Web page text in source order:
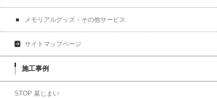
メモリアルグッズ・その他サービス
サイトマップページ
施工事例
STOP 墓じまい